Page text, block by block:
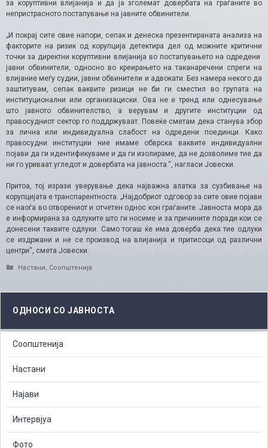
за коруптивни влијанија и да ја зголемат довербата на граѓаните во
непристрасното постапување на јавните обвинители.
„И покрај сите овие напори, сепак и денеска презентираната анализа на
факторите на ризик од корупција детектира дел од можните критични
точки за директни коруптивни влијанија во постапувањето на одредени
јавни обвинители, односно во креирањето на таканаречени спреги на
влијание меѓу судии, јавни обвинители и адвокати. Без намера некого да
заштитувам, сепак ваквите ризици не би ги сместил во групата на
институционални или организациски. Ова не е тренд или однесување
што јавното обвинителство, а верувам и другите институции од
правосудниот сектор го поддржуваат. Повеќе сметам дека станува збор
за лична или индивидуална слабост на одредени поединци. Како
правосудни институции ние имаме обврска ваквите индивидуални
појави да ги идентификуваме и да ги изолираме, да не дозволиме тие да
ни го уриваат угледот и довербата на јавноста.“, нагласи Јовески.
Притоа, тој изрази уверување дека најважна алатка за сузбивање на
корупцијата е транспарентноста. „Најдобриот одговор за сите овие појави
се наоѓа во отворениот и отчетен однос кон граѓаните. Јавноста мора да
е информирана за одлуките што ги носиме и за причините поради кои се
донесени таквите одлуки. Само тогаш ќе има доверба дека тие одлуки
се издржани и не се производ на влијанија и притисоци од различни
центри“, смета Јовески.
Categories
Настани, Соопштенија
ОДНОСИ СО ЈАВНОСТА
Соопштенија
Настани
Најави
Интервјуа
Фото